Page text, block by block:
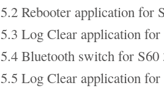
5.2 Rebooter application for
5.3 Log Clear application for
5.4 Bluetooth switch for S60
5.5 Log Clear application for